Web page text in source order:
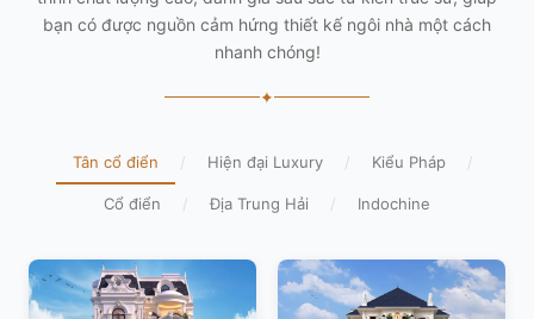
bạn có được nguồn cảm hứng thiết kế ngôi nhà một cách
nhanh chóng!
✦
Tân cổ điển / Hiện đại Luxury / Kiểu Pháp /
Cổ điển / Địa Trung Hải / Indochine